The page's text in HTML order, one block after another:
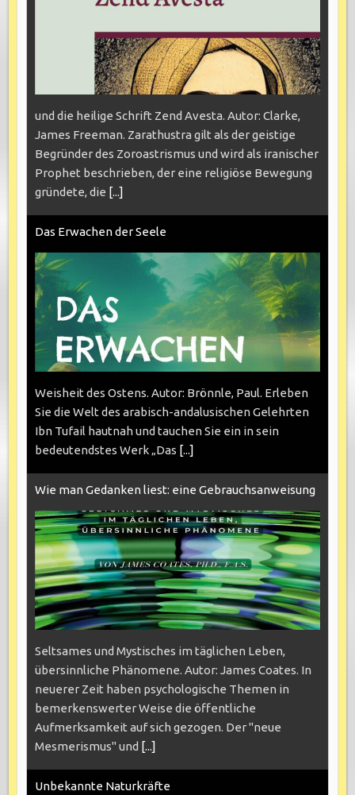
und die heilige Schrift Zend Avesta. Autor: Clarke,
James Freeman. Zarathustra gilt als der geistige
Begründer des Zoroastrismus und wird als iranischer
Prophet beschrieben, der eine religiöse Bewegung
gründete, die [...]
Das Erwachen der Seele
Weisheit des Ostens. Autor: Brönnle, Paul. Erleben
Sie die Welt des arabisch-andalusischen Gelehrten
Ibn Tufail hautnah und tauchen Sie ein in sein
bedeutendstes Werk „Das [...]
Wie man Gedanken liest: eine Gebrauchsanweisung
Seltsames und Mystisches im täglichen Leben,
übersinnliche Phänomene. Autor: James Coates. In
neuerer Zeit haben psychologische Themen in
bemerkenswerter Weise die öffentliche
Aufmerksamkeit auf sich gezogen. Der "neue
Mesmerismus" und [...]
Unbekannte Naturkräfte